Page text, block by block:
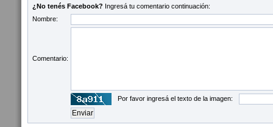
¿No tenés Facebook? Ingresá tu comentario continuación:
Nombre:
Comentario:
Por favor ingresá el texto de la imagen: